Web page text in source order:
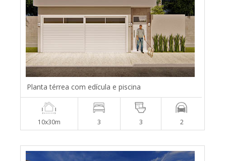
Planta térrea com edícula e piscina
10x30m 3 3 2